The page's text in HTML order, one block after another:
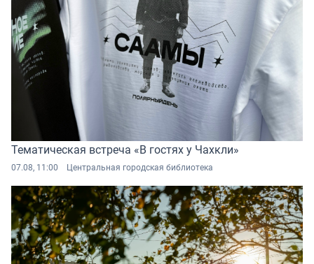
Тематическая встреча «В гостях у Чахкли»
07.08, 11:00 Центральная городская библиотека